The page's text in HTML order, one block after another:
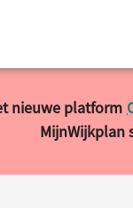
nieuwe platform
MijnWijkplan